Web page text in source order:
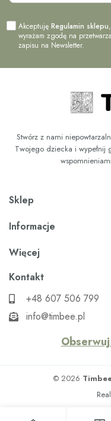
AkceptujęRegulamin sklepu
wyrażam zgodę na
zapisu na Newsletter.
Stwórz z nami
Twojego dziecka i wypełnij
Sklep
Informacje
Więcej
Kontakt
+48 607 506 799
info@timbee.pl
© 2026